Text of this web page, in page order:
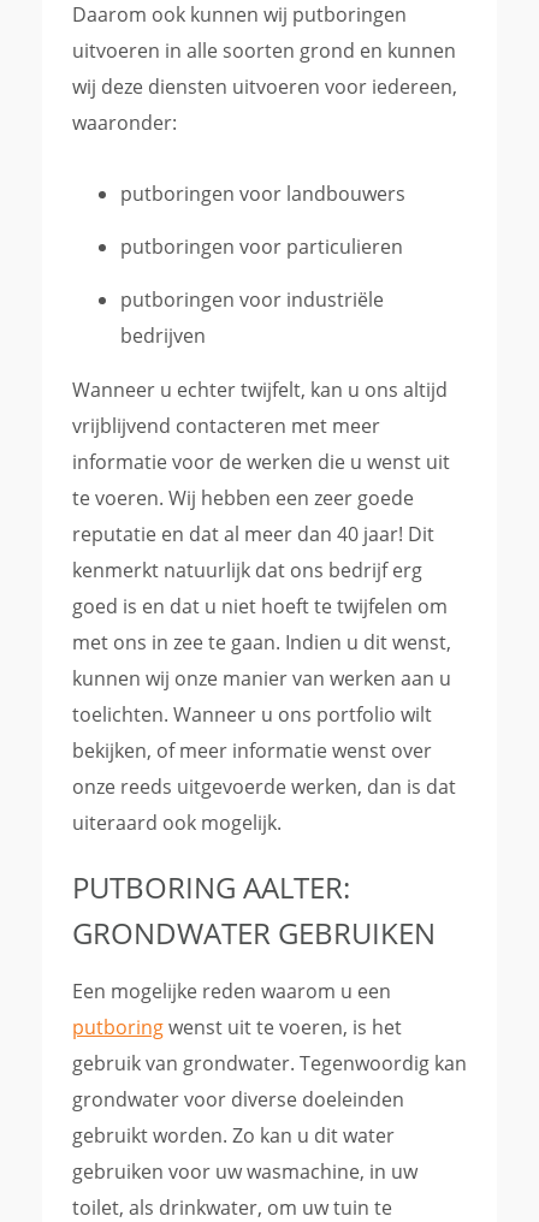
Daarom ook kunnen wij putboringen
uitvoeren in alle soorten grond en kunnen
wij deze diensten uitvoeren voor iedereen,
waaronder:
putboringen voor landbouwers
putboringen voor particulieren
putboringen voor industriële
bedrijven
Wanneer u echter twijfelt, kan u ons altijd
vrijblijvend contacteren met meer
informatie voor de werken die u wenst uit
te voeren. Wij hebben een zeer goede
reputatie en dat al meer dan 40 jaar! Dit
kenmerkt natuurlijk dat ons bedrijf erg
goed is en dat u niet hoeft te twijfelen om
met ons in zee te gaan. Indien u dit wenst,
kunnen wij onze manier van werken aan u
toelichten. Wanneer u ons portfolio wilt
bekijken, of meer informatie wenst over
onze reeds uitgevoerde werken, dan is dat
uiteraard ook mogelijk.
PUTBORING AALTER:
GRONDWATER GEBRUIKEN
Een mogelijke reden waarom u een
putboringwenst uit te voeren, is het
gebruik van grondwater. Tegenwoordig kan
grondwater voor diverse doeleinden
gebruikt worden. Zo kan u dit water
gebruiken voor uw wasmachine, in uw
toilet, als drinkwater, om uw tuin te